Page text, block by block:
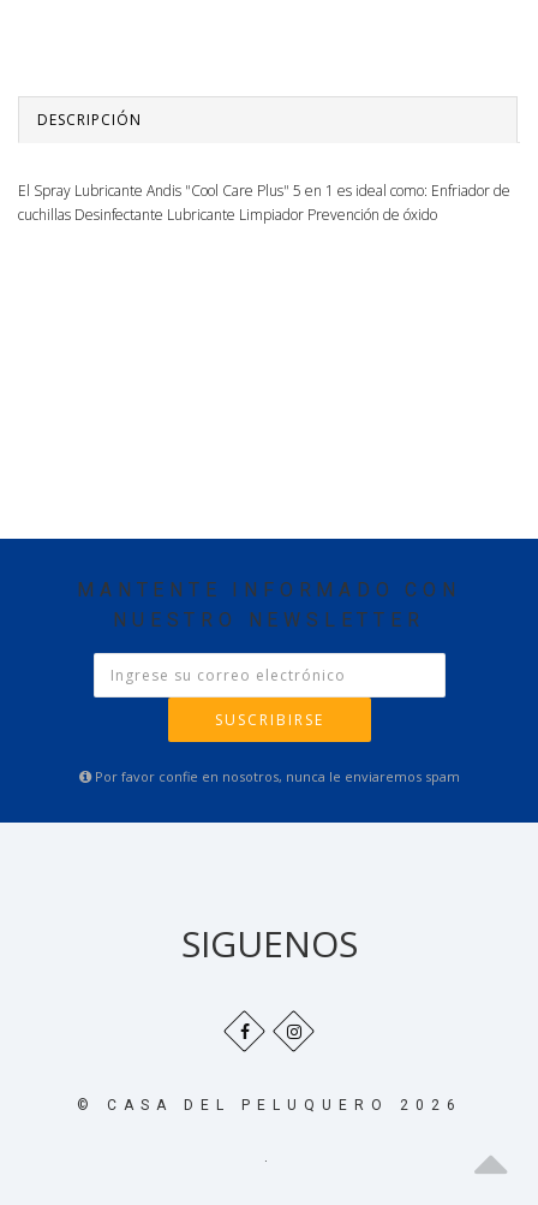
DESCRIPCIÓN
El Spray Lubricante Andis "Cool Care Plus" 5 en 1 es ideal como: Enfriador de
cuchillas Desinfectante Lubricante Limpiador Prevención de óxido
MANTENTE INFORMADO CON
NUESTRO NEWSLETTER
SUSCRIBIRSE
Por favor confie en nosotros, nunca le enviaremos spam
SIGUENOS
© CASA DEL PELUQUERO 2026
.